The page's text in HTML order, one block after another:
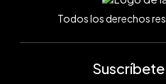
Todos los derechos